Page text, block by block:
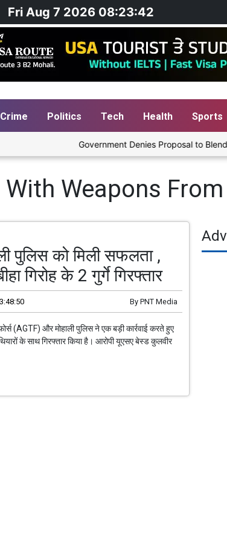
Fri Aug 7 2026 08:23:42
Crime Politics Tech Health Sports
Government Denies Proposal to Blend
Weapons
पुलिस को मिली सफलता ,
गिरोह के 2 गुर्गे गिरफ्तार
By PNT Media
(AGTF) और मोहाली पुलिस ने एक बड़ी कार्रवाई करते हुए
के साथ गिरफ्तार किया है। आरोपी यूएसए बेस्ड कुलवीर